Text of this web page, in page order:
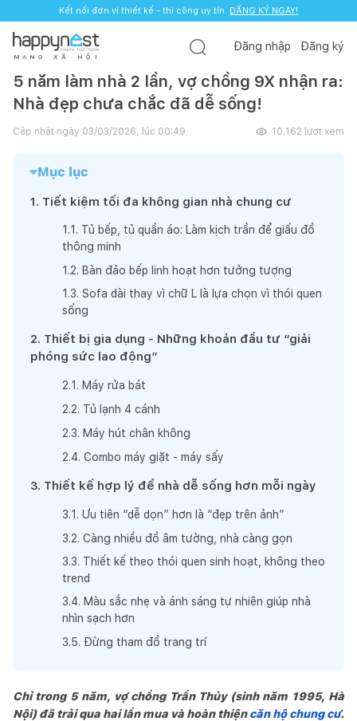
Kết nối đơn vị thiết kế - thi công uy tín. ĐĂNG KÝ NGAY!
M Ạ N G X Ã H Ộ I
Đăng nhập Đăng ký
5 năm làm nhà 2 lần, vợ chồng 9X nhận ra:
Nhà đẹp chưa chắc đã dễ sống!
Cập nhật ngày 03/03/2026, lúc 00:49 10.162 lượt xem
Mục lục
1. Tiết kiệm tối đa không gian nhà chung cư
1 .1 . Tủ bếp, tủ quần áo: Làm kịch trần để giấu đồ
thông minh
1 .2. Bàn đảo bếp linh hoạt hơn tưởng tượng
1 .3. Sofa dài thay vì chữ L là lựa chọn vì thói quen
sống
2. Thiết bị gia dụng - Những khoản đầu tư “giải
phóng sức lao động”
2.1 . Máy rửa bát
2.2. Tủ lạnh 4 cánh
2.3. Máy hút chân không
2.4. Combo máy giặt - máy sấy
3. Thiết kế hợp lý để nhà dễ sống hơn mỗi ngày
3.1 . Ưu tiên “dễ dọn” hơn là “đẹp trên ảnh”
3.2. Càng nhiều đồ âm tường, nhà càng gọn
3.3. Thiết kế theo thói quen sinh hoạt, không theo
trend
3.4. Màu sắc nhẹ và ánh sáng tự nhiên giúp nhà
nhìn sạch hơn
3.5. Đừng tham đồ trang trí
Chỉ trong 5 năm, vợ chồng Trần Thủy (sinh năm 1995, Hà
Nội) đã trải qua hai lần mua và hoàn thiệncăn hộ chung cư.